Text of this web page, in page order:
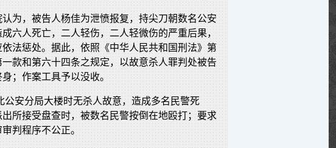
为，被告人杨佳为泄愤报复，持尖刀朝数名公安
六人死亡，二人轻伤，二人轻微伤的严重后果，
法惩处。据此，依照《中华人民共和国刑法》第
款和第六十四条之规定，以故意杀人罪判处被告
；作案工具予以没收。
公安分局大楼时无杀人故意，造成多名民警死
所接受盘查时，被数名民警按倒在地殴打；要求
判程序不公正。